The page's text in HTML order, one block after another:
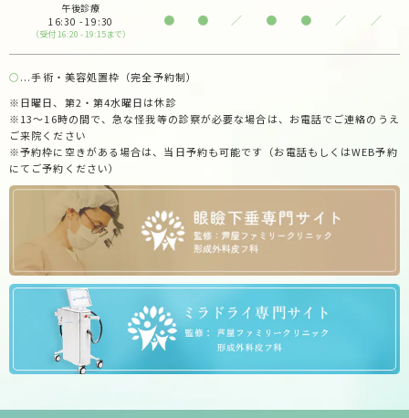
午後診療
16:30 - 19:30
（受付 16:20 - 19:15まで）
● ● ／ ● ● ／ ／
〇...手術・美容処置枠（完全予約制）
※日曜日、第2・第4水曜日は休診
※13～16時の間で、急な怪我等の診察が必要な場合は、お電話でご連絡のうえ
ご来院ください
※予約枠に空きがある場合は、当日予約も可能です（お電話もしくはWEB予約
にてご予約ください）